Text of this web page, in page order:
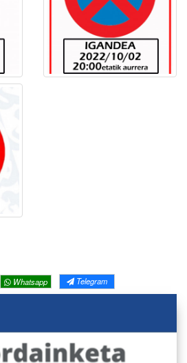
Whatsapp Telegram